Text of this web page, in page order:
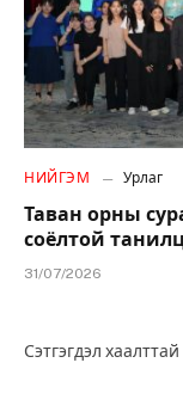
НИЙГЭМ Урлаг
Таван орны
соёлтой
31/07/2026
Сэтгэгдэл хаалттай